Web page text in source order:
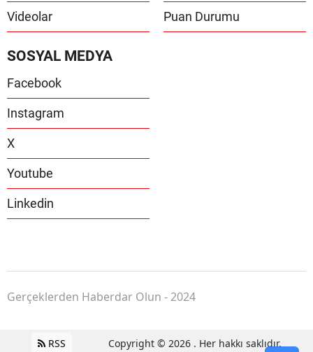
Videolar Puan Durumu
SOSYAL MEDYA
Facebook
Instagram
X
Youtube
Linkedin
Gerçeklerden Haberdar Olun - 2024
RSS Copyright © 2026 . Her hakkı saklıdır.